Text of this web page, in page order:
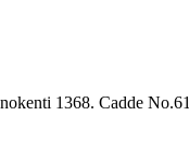
1368. Cadde